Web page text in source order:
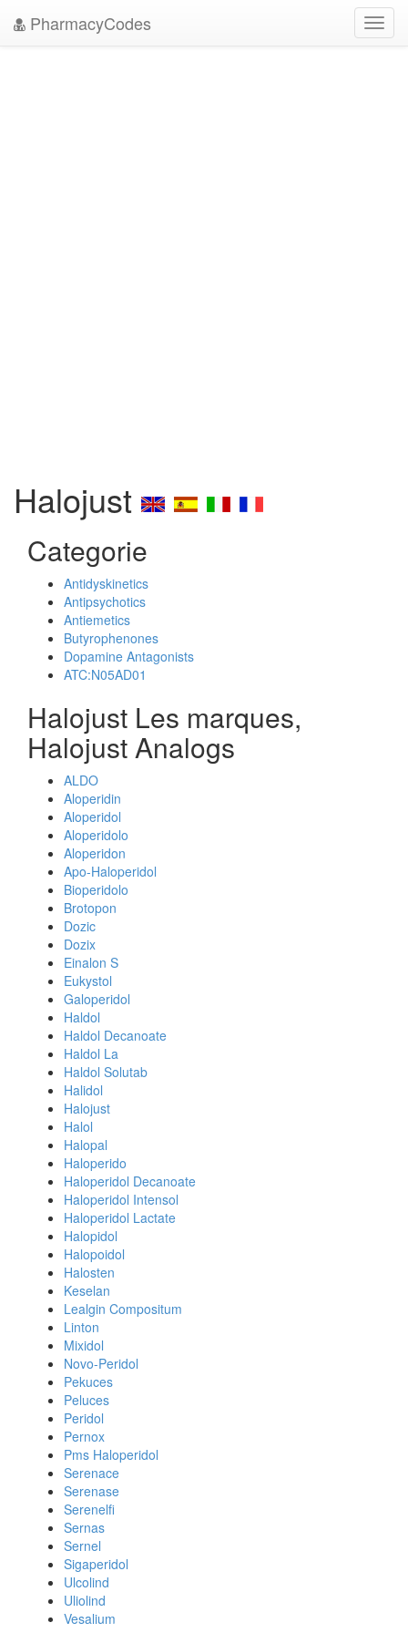
PharmacyCodes
Halojust
Categorie
Antidyskinetics
Antipsychotics
Antiemetics
Butyrophenones
Dopamine Antagonists
ATC:N05AD01
Halojust Les marques,
Halojust Analogs
ALDO
Aloperidin
Aloperidol
Aloperidolo
Aloperidon
Apo-Haloperidol
Bioperidolo
Brotopon
Dozic
Dozix
Einalon S
Eukystol
Galoperidol
Haldol
Haldol Decanoate
Haldol La
Haldol Solutab
Halidol
Halojust
Halol
Halopal
Haloperido
Haloperidol Decanoate
Haloperidol Intensol
Haloperidol Lactate
Halopidol
Halopoidol
Halosten
Keselan
Lealgin Compositum
Linton
Mixidol
Novo-Peridol
Pekuces
Peluces
Peridol
Pernox
Pms Haloperidol
Serenace
Serenase
Serenelfi
Sernas
Sernel
Sigaperidol
Ulcolind
Uliolind
Vesalium